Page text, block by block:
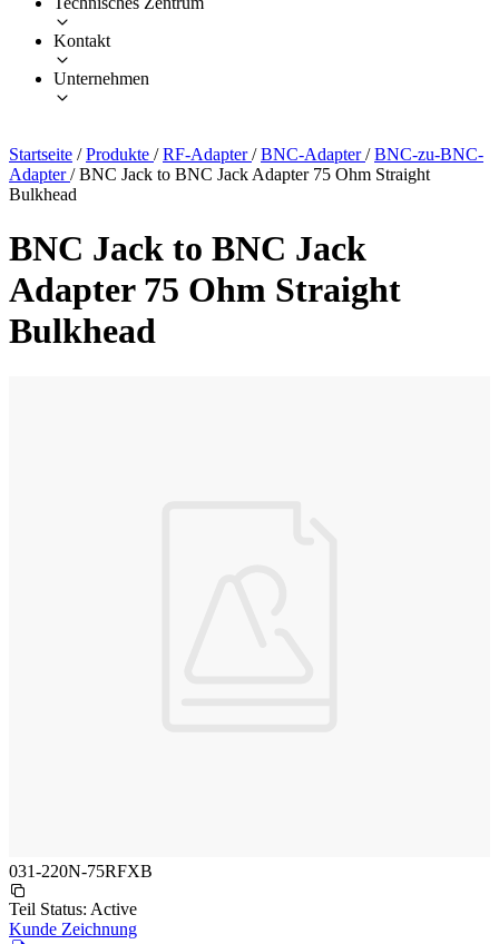
Kontakt
Unternehmen
Startseite / Produkte / RF-Adapter/ BNC-Adapter/ BNC-zu-BNC-
Adapter/ BNC Jack to BNC Jack Adapter 75 Ohm Straight
Bulkhead
BNC Jack to BNC Jack
Adapter 75 Ohm Straight
Bulkhead
031-220N-75RFXB
Teil Status: Active
Kunde Zeichnung